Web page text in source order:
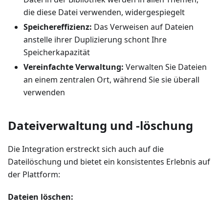
die diese Datei verwenden, widergespiegelt
Speichereffizienz: Das Verweisen auf Dateien
anstelle ihrer Duplizierung schont Ihre
Speicherkapazität
Vereinfachte Verwaltung: Verwalten Sie Dateien
an einem zentralen Ort, während Sie sie überall
verwenden
Dateiverwaltung und -löschung
Die Integration erstreckt sich auch auf die
Dateilöschung und bietet ein konsistentes Erlebnis auf
der Plattform:
Dateien löschen: